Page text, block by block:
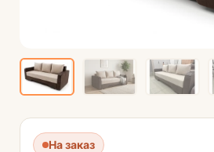
На заказ